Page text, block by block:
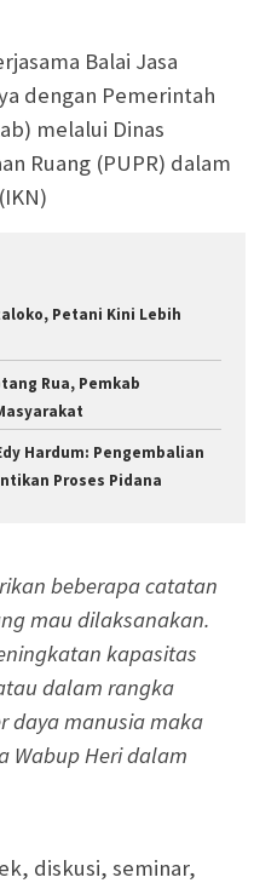
Balai Jasa
dengan Pemerintah
melalui Dinas
Ruang (PUPR) dalam
Petani Kini Lebih
Rua, Pemkab
Hardum: Pengembalian
Proses Pidana
beberapa catatan
mau dilaksanakan.
kapasitas
dalam rangka
daya manusia maka
Wabup Heri dalam
diskusi, seminar,